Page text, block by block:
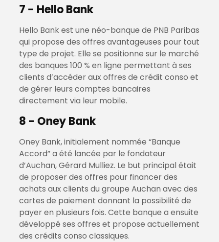
7 - Hello Bank
Hello Bank est une néo-banque de PNB Paribas
qui propose des offres avantageuses pour tout
type de projet. Elle se positionne sur le marché
des banques 100 % en ligne permettant à ses
clients d’accéder aux offres de crédit conso et
de gérer leurs comptes bancaires
directement via leur mobile.
8 - Oney Bank
Oney Bank, initialement nommée “Banque
Accord” a été lancée par le fondateur
d’Auchan, Gérard Mulliez. Le but principal était
de proposer des offres pour financer des
achats aux clients du groupe Auchan avec des
cartes de paiement donnant la possibilité de
payer en plusieurs fois. Cette banque a ensuite
développé ses offres et propose actuellement
des crédits conso classiques.